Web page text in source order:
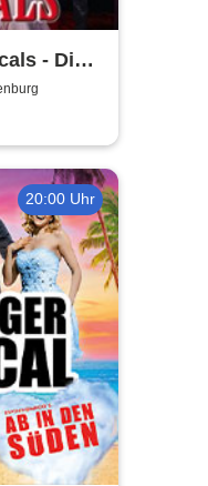
- Die
20:00 Uhr